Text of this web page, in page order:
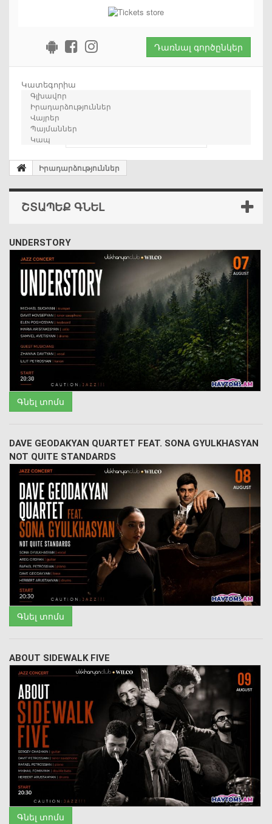
Դառնալ գործընկեր
Կատեգորիա
Գլխավոր
Իրադարձություններ
Վայրեր
Պայմաններ
Կապ
որոնում
Իրադարձություններ
ՇՏԱՊԵՔ ԳՆԵԼ
UNDERSTORY
Գնել տոմս
DAVE GEODAKYAN QUARTET FEAT. SONA GYULKHASYAN
NOT QUITE STANDARDS
Գնել տոմս
ABOUT SIDEWALK FIVE
Գնել տոմս